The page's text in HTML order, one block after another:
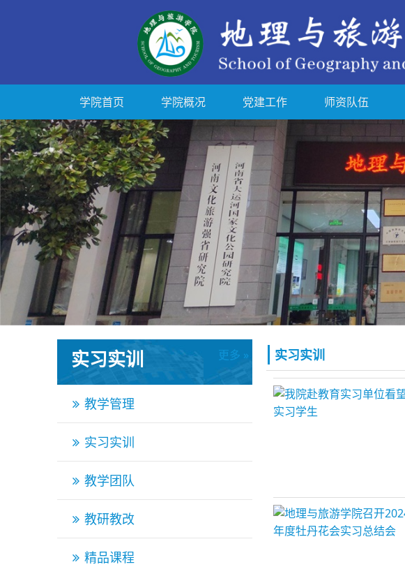
学院首页 学院概况 党建工作 师资队伍
实习实训
教学管理
实习实训
教学团队
教研教改
精品课程
更多 »
更多 » 实习实训